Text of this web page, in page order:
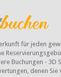
für jeden
Buchungen - 3D
denen Sie